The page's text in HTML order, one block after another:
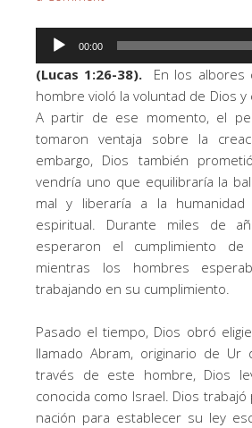
Reproductor
audio
00:00
(Lucas 1:26-38). En los albores
hombre violó la voluntad de Dios y
A partir de ese momento, el
tomaron ventaja sobre la
embargo, Dios también
vendría uno que equilibraría la
mal y liberaría a la
espiritual. Durante miles de
esperaron el cumplimiento
mientras los hombres
trabajando en su cumplimiento.
Pasado el tiempo, Dios obró
llamado Abram, originario de Ur
través de este hombre, Dios
conocida como Israel. Dios
nación para establecer su ley